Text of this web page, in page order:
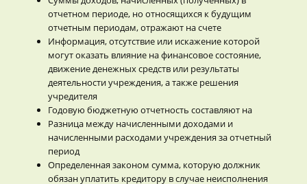
отчетном периоде, но относящихся к будущим
отчетным периодам, отражают на счете
Информация, отсутствие или искажение которой
могут оказать влияние на финансовое состояние,
движение денежных средств или результаты
деятельности учреждения, а также решения
учредителя
Годовую бюджетную отчетность составляют на
Разница между начисленными доходами и
начисленными расходами учреждения за отчетный
период
Определенная законом сумма, которую должник
обязан уплатить кредитору в случае неисполнения